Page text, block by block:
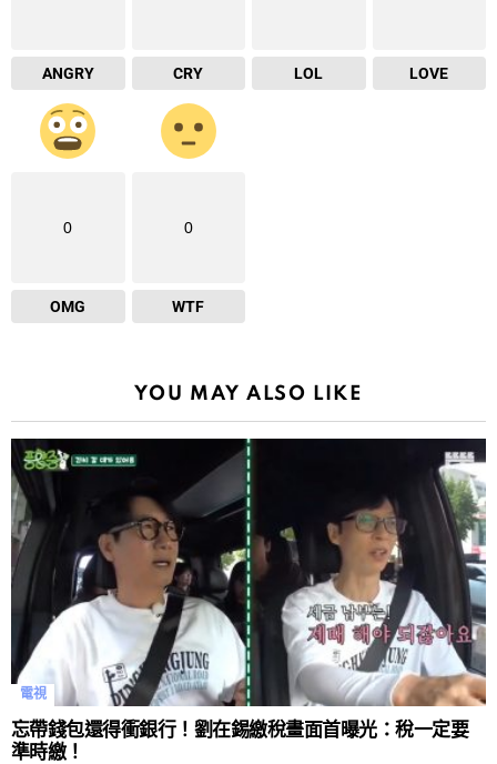
ANGRY CRY LOL LOVE
0
OMG
0
WTF
YOU MAY ALSO LIKE
電視
忘帶錢包還得衝銀行！劉在錫繳稅畫面首曝光：稅一定要
準時繳！